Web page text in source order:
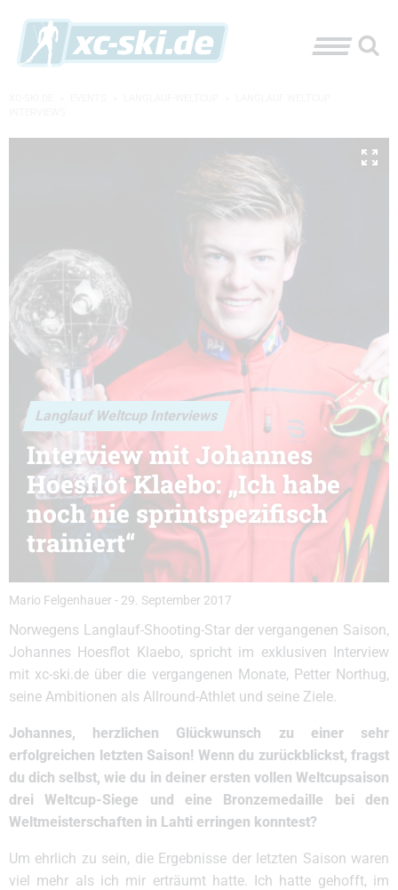
Langlauf Weltcup Interviews
Interview mit Johannes
Hoesflot Klaebo: „Ich habe
noch nie sprintspezifisch
trainiert“
Mario Felgenhauer - 29. September 2017
Norwegens Langlauf-Shooting-Star der vergangenen Saison,
Johannes Hoesflot Klaebo, spricht im exklusiven Interview
mit xc-ski.de über die vergangenen Monate, Petter Northug,
seine Ambitionen als Allround-Athlet und seine Ziele.
Johannes, herzlichen Glückwunsch zu einer sehr
erfolgreichen letzten Saison! Wenn du zurückblickst, fragst
du dich selbst, wie du in deiner ersten vollen Weltcupsaison
drei Weltcup-Siege und eine Bronzemedaille bei den
Weltmeisterschaften in Lahti erringen konntest?
Um ehrlich zu sein, die Ergebnisse der letzten Saison waren
viel mehr als ich mir erträumt hatte. Ich hatte gehofft, im